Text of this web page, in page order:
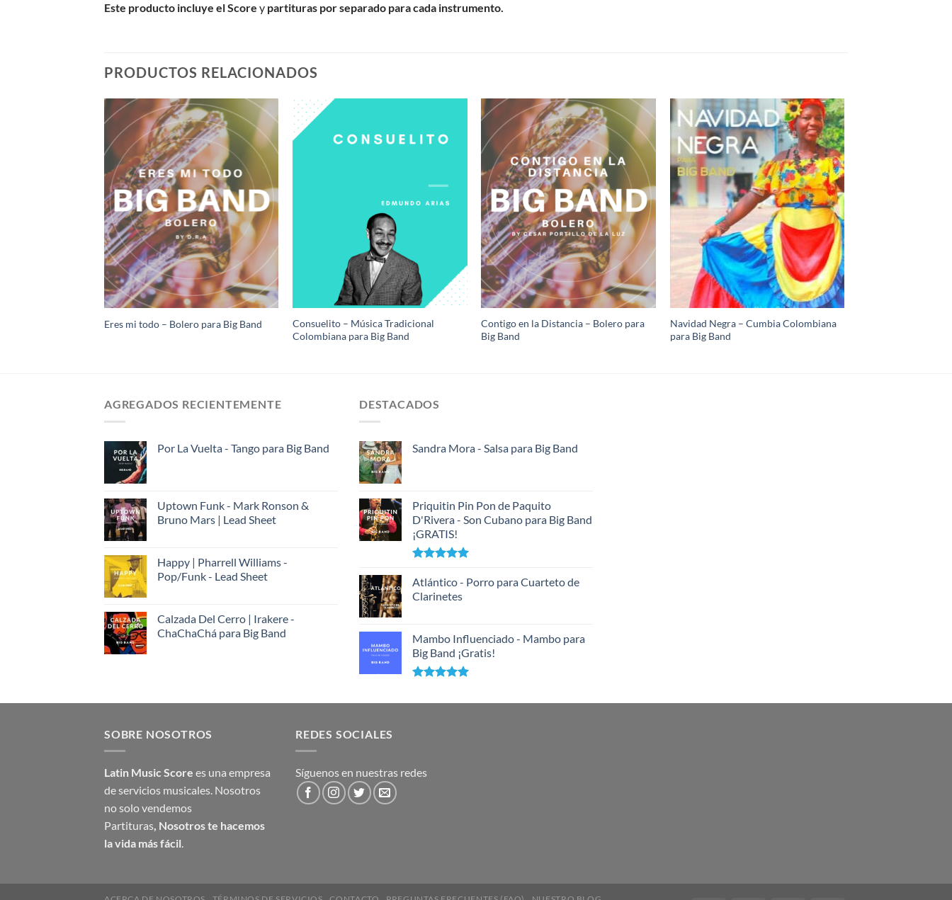
Este producto incluye el Score y partituras por separado para cada instrumento.
PRODUCTOS RELACIONADOS
Eres mi todo – Bolero para Big Band
Consuelito – Música Tradicional
Colombiana para Big Band
Contigo en la Distancia – Bolero para
Big Band
Navidad Negra – Cumbia Colombiana
para Big Band
AGREGADOS RECIENTEMENTE
Por La Vuelta - Tango para Big Band
Uptown Funk - Mark Ronson &
Bruno Mars | Lead Sheet
Happy | Pharrell Williams -
Pop/Funk - Lead Sheet
Calzada Del Cerro | Irakere -
ChaChaChá para Big Band
DESTACADOS
Sandra Mora - Salsa para Big Band
Priquitin Pin Pon de Paquito
D'Rivera - Son Cubano para Big Band
¡GRATIS!
con5.00
de 5
Atlántico - Porro para Cuarteto de
Clarinetes
Mambo Influenciado - Mambo para
Big Band ¡Gratis!
SOBRE NOSOTROS
Latin Music Score es una empresa
de servicios musicales. Nosotros
no solo vendemos
Partituras, Nosotros te hacemos
la vida más fácil.
REDES SOCIALES
Síguenos en nuestras redes